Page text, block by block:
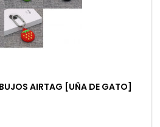
AIRTAG [UÑA DE GATO]